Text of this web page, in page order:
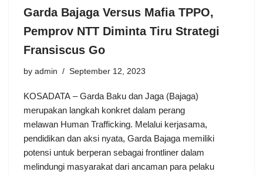
Garda Bajaga Versus Mafia TPPO,
Pemprov NTT Diminta Tiru Strategi
Fransiscus Go
by admin September 12, 2023
KOSADATA – Garda Baku dan Jaga (Bajaga)
merupakan langkah konkret dalam perang
melawan Human Trafficking. Melalui kerjasama,
pendidikan dan aksi nyata, Garda Bajaga memiliki
potensi untuk berperan sebagai frontliner dalam
melindungi masyarakat dari ancaman para pelaku